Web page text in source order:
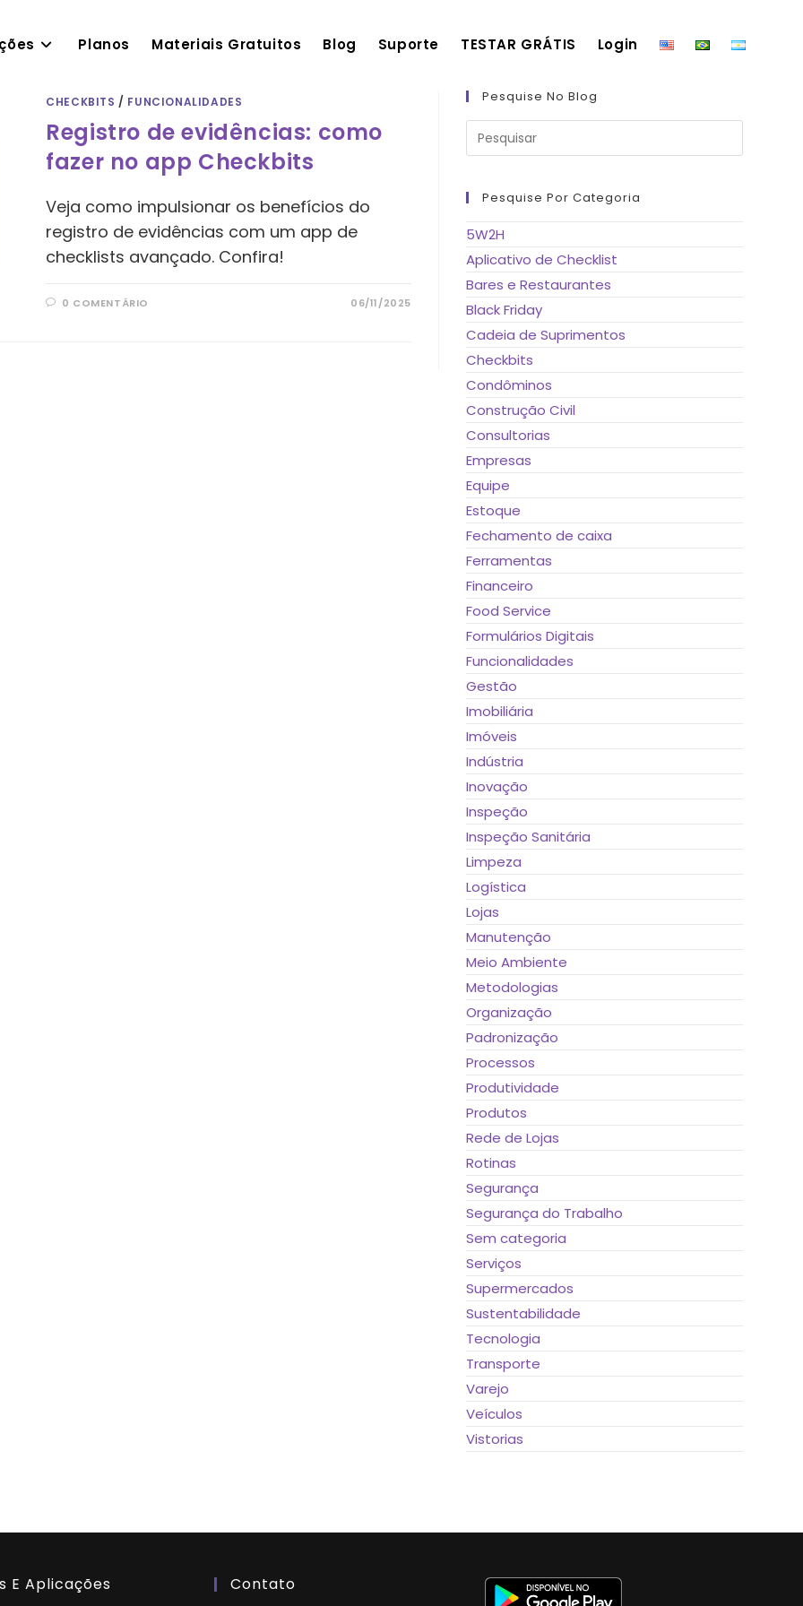
Planos Materiais Gratuitos Blog Suporte TESTAR GRÁTIS Login
CHECKBITS / FUNCIONALIDADES
Registro de evidências: como
fazer no app Checkbits
Veja como impulsionar os benefícios do
registro de evidências com um app de
checklists avançado. Confira!
0 COMENTÁRIO 06/11/2025
Pesquise No Blog
Pressione
tecla
Pesquise Por Categoria
5W2H
Aplicativo de Checklist
Bares e Restaurantes
Black Friday
Cadeia de Suprimentos
Checkbits
Condôminos
Construção Civil
Consultorias
Empresas
Equipe
Estoque
Fechamento de caixa
Ferramentas
Financeiro
Food Service
Formulários Digitais
Funcionalidades
Gestão
Imobiliária
Imóveis
Indústria
Inovação
Inspeção
Inspeção Sanitária
Limpeza
Logística
Lojas
Manutenção
Meio Ambiente
Metodologias
Organização
Padronização
Processos
Produtividade
Produtos
Rede de Lojas
Rotinas
Segurança
Segurança do Trabalho
Sem categoria
Serviços
Supermercados
Sustentabilidade
Tecnologia
Transporte
Varejo
Veículos
Vistorias
E Aplicações Contato